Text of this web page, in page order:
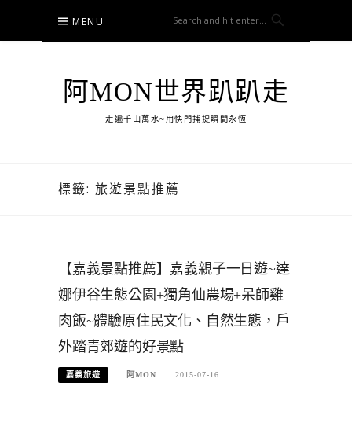
content
MENU
阿MON世界趴趴走
走遍千山萬水~用快門捕捉瞬間永恆
標籤: 旅遊景點推薦
【嘉義景點推薦】嘉義親子一日遊~達
娜伊谷生態公園+獨角仙農場+呆師雞
肉飯~體驗原住民文化、自然生態，戶
外踏青郊遊的好景點
嘉義旅遊 阿MON 2015-07-16